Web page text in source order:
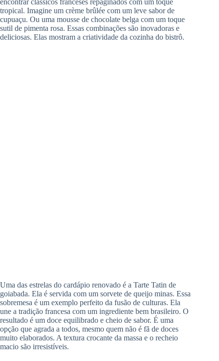
encontrar clássicos franceses repaginados com um toque
tropical. Imagine um crème brûlée com um leve sabor de
cupuaçu. Ou uma mousse de chocolate belga com um toque
sutil de pimenta rosa. Essas combinações são inovadoras e
deliciosas. Elas mostram a criatividade da cozinha do bistrô.
Uma das estrelas do cardápio renovado é a Tarte Tatin de
goiabada. Ela é servida com um sorvete de queijo minas. Essa
sobremesa é um exemplo perfeito da fusão de culturas. Ela
une a tradição francesa com um ingrediente bem brasileiro. O
resultado é um doce equilibrado e cheio de sabor. É uma
opção que agrada a todos, mesmo quem não é fã de doces
muito elaborados. A textura crocante da massa e o recheio
macio são irresistíveis.